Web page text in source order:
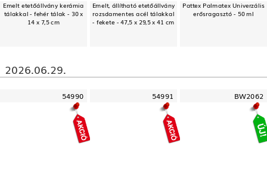
Emelt etetőállvány kerámia
tálakkal - fehér tálak - 30 x
14 x 7,5 cm
Emelt, állítható etetőállvány
rozsdamentes acél tálakkal
- fekete - 47,5 x 29,5 x 41 cm
Pattex Palmatex Univerzális
erősragasztó - 50 ml
2026.06.29.
54990 54991 BW2062